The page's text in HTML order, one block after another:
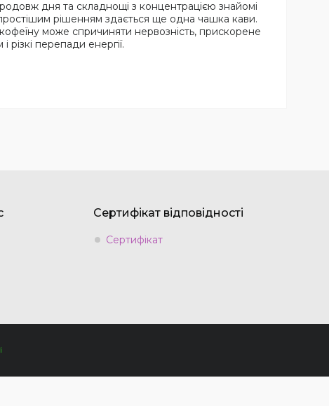
дня та складнощі з концентрацією знайомі
рішенням здається ще одна чашка кави.
може спричиняти нервозність, прискорене
різкі перепади енергії.
Сертифікат відповідності
Сертифікат